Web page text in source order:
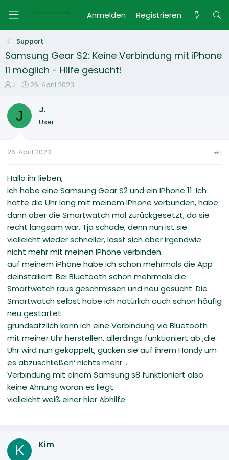
Anmelden Registrieren
Support
Samsung Gear S2: Keine Verbindung mit iPhone
11 möglich - Hilfe gesucht!
E
s
e
e
J.
E
t
e
t
m
26. April 2023
J J.
User
26. April 2023 #1
Hallo ihr lieben,
ich habe eine Samsung Gear S2 und ein IPhone 11. Ich
hatte die Uhr lang mit meinem IPhone verbunden, habe
dann aber die Smartwatch mal zurückgesetzt, da sie
recht langsam war. Tja schade, denn nun ist sie
vielleicht wieder schneller, lässt sich aber irgendwie
nicht mehr mit meinen IPhone verbinden.
auf meinem iPhone habe ich schon mehrmals die App
deinstalliert. Bei Bluetooth schon mehrmals die
Smartwatch raus geschmissen und neu gesucht. Die
Smartwatch selbst habe ich natürlich auch schon häufig
neu gestartet.
grundsätzlich kann ich eine Verbindung via Bluetooth
mit meiner Uhr herstellen, allerdings funktioniert ab ‚die
Uhr wird nun gekoppelt, gucken sie auf ihrem Handy um
es abzuschließen‘ nichts mehr …
Verbindung mit einem Samsung s8 funktioniert also
keine Ahnung woran es liegt..
vielleicht weiß einer hier Abhilfe
K Kim